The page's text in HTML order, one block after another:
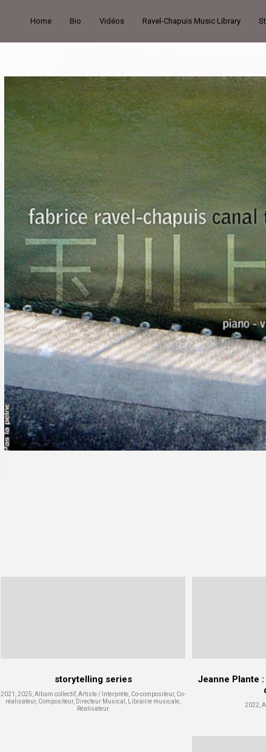
Home Bio Vidéos Ravel-Chapuis Music Library
storytelling series
2021, 2025, Album collectif, Artiste / Interprète, Co-compositeur, Co-
réalisateur, Compositeur, Directeur Musical, Librairie musicale,
Réalisateur
Jeanne Plante
2022,